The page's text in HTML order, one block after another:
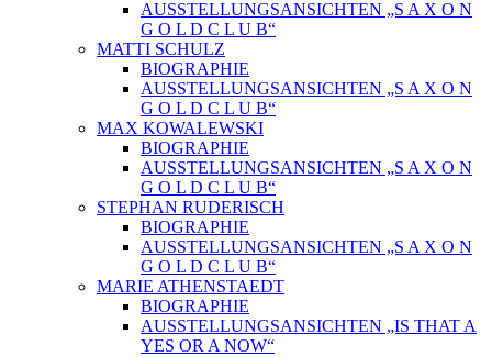
AUSSTELLUNGSANSICHTEN „S A X O N
G O L D C L U B“
MATTI SCHULZ
BIOGRAPHIE
AUSSTELLUNGSANSICHTEN „S A X O N
G O L D C L U B“
MAX KOWALEWSKI
BIOGRAPHIE
AUSSTELLUNGSANSICHTEN „S A X O N
G O L D C L U B“
STEPHAN RUDERISCH
BIOGRAPHIE
AUSSTELLUNGSANSICHTEN „S A X O N
G O L D C L U B“
MARIE ATHENSTAEDT
BIOGRAPHIE
AUSSTELLUNGSANSICHTEN „IS THAT A
YES OR A NOW“